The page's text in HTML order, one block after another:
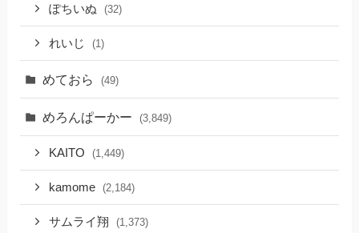
ぽちいぬ (32)
れいじ (1)
めておら (49)
めろんぱーかー (3,849)
KAITO (1,449)
kamome (2,184)
サムライ翔 (1,373)